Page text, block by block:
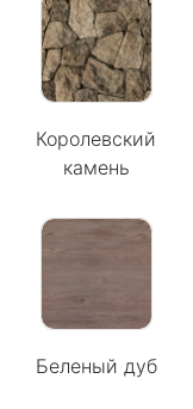
Королевский
камень
Беленый дуб